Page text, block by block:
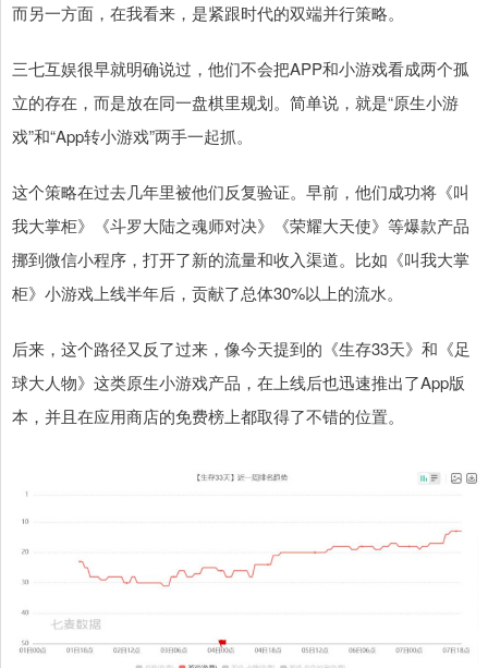
而另一方面，在我看来，是紧跟时代的双端并行策略。
三七互娱很早就明确说过，他们不会把APP和小游戏看成两个孤
立的存在，而是放在同一盘棋里规划。简单说，就是“原生小游
戏”和“App转小游戏”两手一起抓。
这个策略在过去几年里被他们反复验证。早前，他们成功将《叫
我大掌柜》《斗罗大陆之魂师对决》《荣耀大天使》等爆款产品
挪到微信小程序，打开了新的流量和收入渠道。比如《叫我大掌
柜》小游戏上线半年后，贡献了总体30%以上的流水。
后来，这个路径又反了过来，像今天提到的《生存33天》和《足
球大人物》这类原生小游戏产品，在上线后也迅速推出了App版
本，并且在应用商店的免费榜上都取得了不错的位置。